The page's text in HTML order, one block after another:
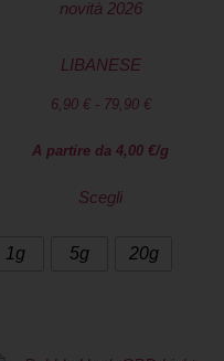
LIBANESE
6,90 € - 79,90 €
A partire da 4,00 €/g
Scegli
1g 5g 20g